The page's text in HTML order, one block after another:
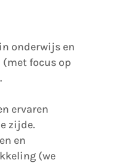
onderwijs en
focus op
ervaren
zijde.
en
(we